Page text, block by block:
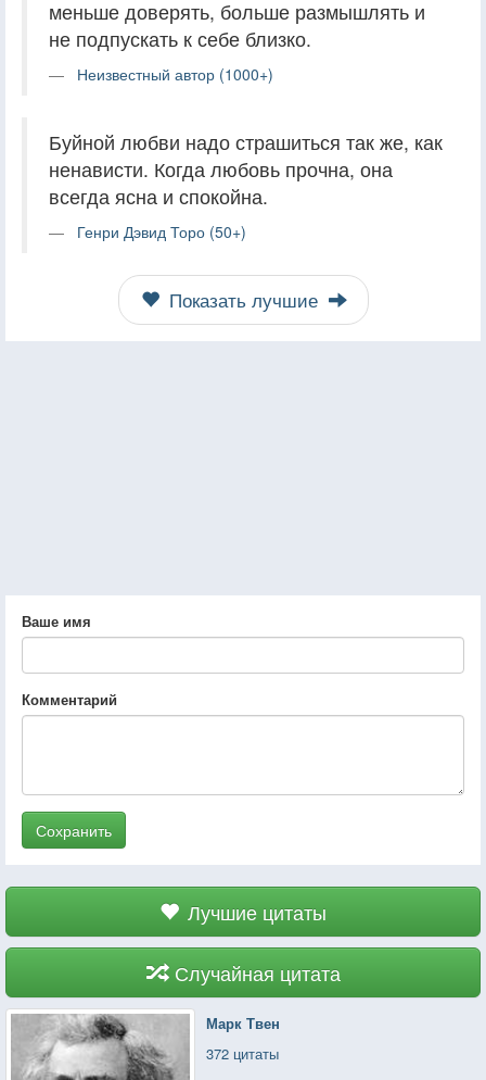
меньше доверять, больше размышлять и
не подпускать к себе близко.
Неизвестный автор (1000+)
Буйной любви надо страшиться так же, как
ненависти. Когда любовь прочна, она
всегда ясна и спокойна.
Генри Дэвид Торо (50+)
Показать лучшие
Ваше имя
Комментарий
Сохранить
Лучшие цитаты
Случайная цитата
Марк Твен
372 цитаты